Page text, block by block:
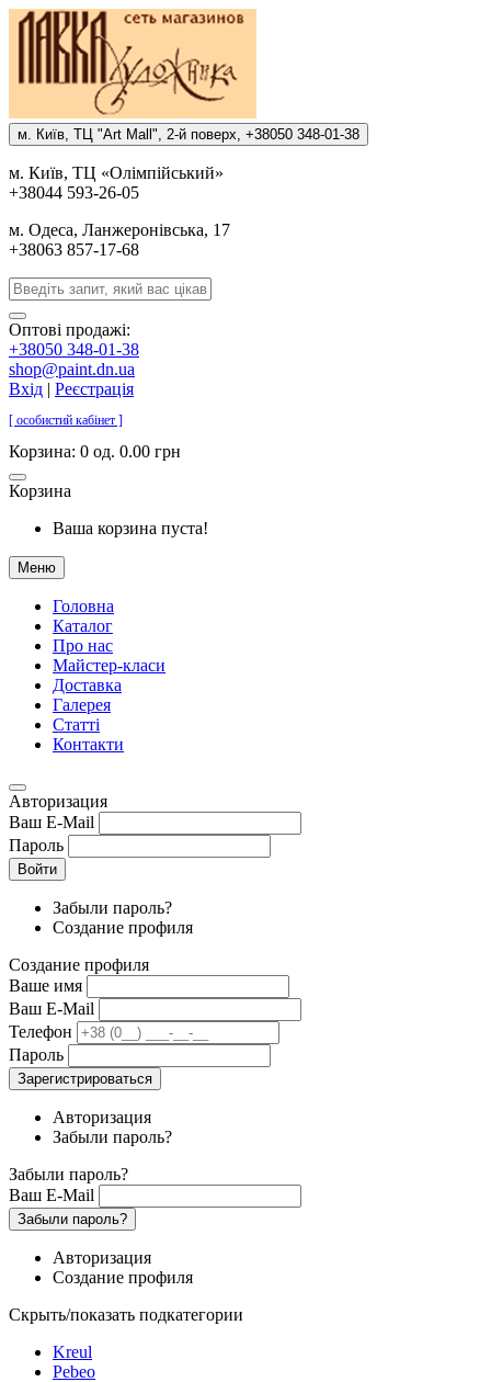
м. Киïв, ТЦ "Art Mall", 2-й поверх, +38050 348-01-38
м. Киïв, ТЦ «Олiмпiйський»
+38044 593-26-05
м. Одеса, Ланжеронiвська, 17
+38063 857-17-68
Оптові продажі:
+38050 348-01-38
shop@paint.dn.ua
Вхід | Реєстрація
[ особистий кабінет ]
Корзина: 0 од. 0.00 грн
Корзина
Ваша корзина пуста!
Меню
Головна
Каталог
Про нас
Майстер-класи
Доставка
Галерея
Статтi
Контакти
Авторизация
Ваш E-Mail
Пароль
Войти
Забыли пароль?
Создание профиля
Создание профиля
Ваше имя
Ваш E-Mail
Телефон
Пароль
Зарегистрироваться
Авторизация
Забыли пароль?
Забыли пароль?
Ваш E-Mail
Забыли пароль?
Авторизация
Создание профиля
Скрыть/показать подкатегории
Kreul
Pebeo